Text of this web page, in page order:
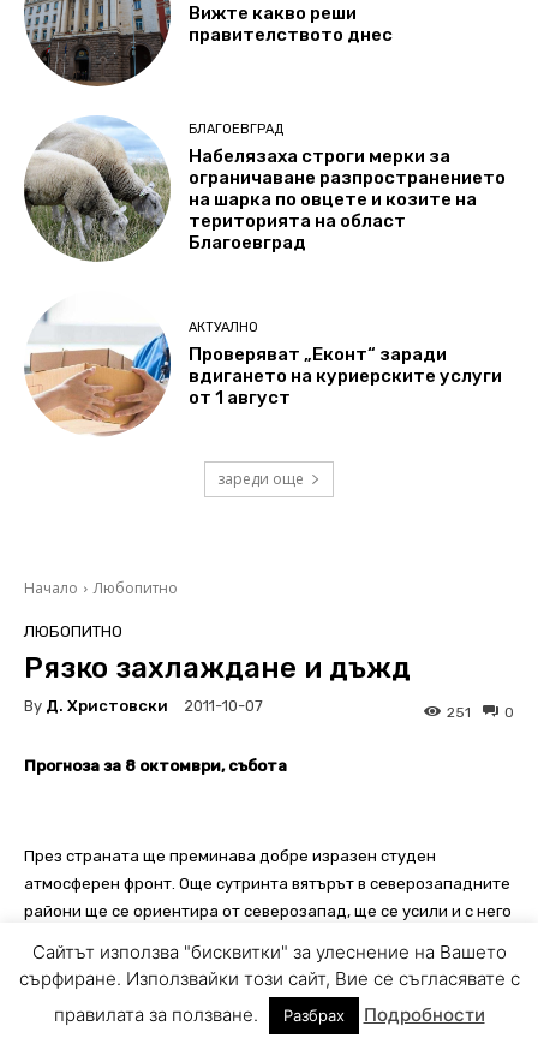
Вижте какво реши
правителството днес
БЛАГОЕВГРАД
Набелязаха строги мерки за
ограничаване разпространението
на шарка по овцете и козите на
територията на област
Благоевград
АКТУАЛНО
Проверяват „Еконт“ заради
вдигането на куриерските услуги
от 1 август
зареди още
Сайтът използва "бисквитки" за улеснение на Вашето
сърфиране. Използвайки този сайт, Вие се съгласявате с
правилата за ползване.
Разбрах Подробности